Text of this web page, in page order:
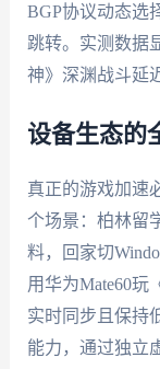
BGP协议动态选
跳转。实测数据
神》深渊战斗延
设备生态的
真正的游戏加速
个场景：柏林留
料，回家切
用华为Mate60
实时同步且保持
能力，通过独立